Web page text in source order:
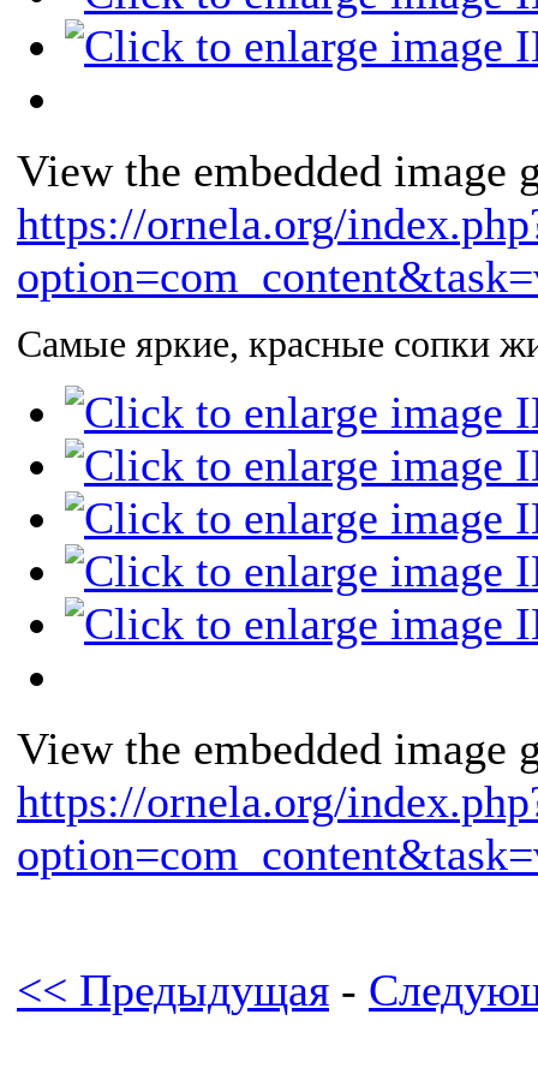
View the embedded image
https://ornela.org/
Самые яркие, красные сопки
View the embedded image
https://ornela.org/
<< Предыдущая -